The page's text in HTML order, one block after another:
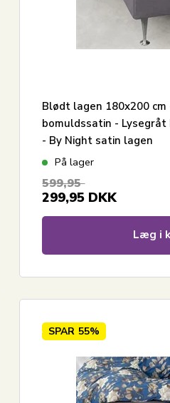
Blødt lagen 180x200 cm
bomuldssatin -
- By Night satin lagen
På lager
599,95
299,95 DKK
Læg i
SPAR 55%